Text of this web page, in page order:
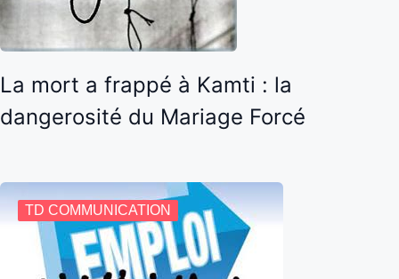
La mort a frappé à Kamti : la
dangerosité du Mariage Forcé
TD COMMUNICATION